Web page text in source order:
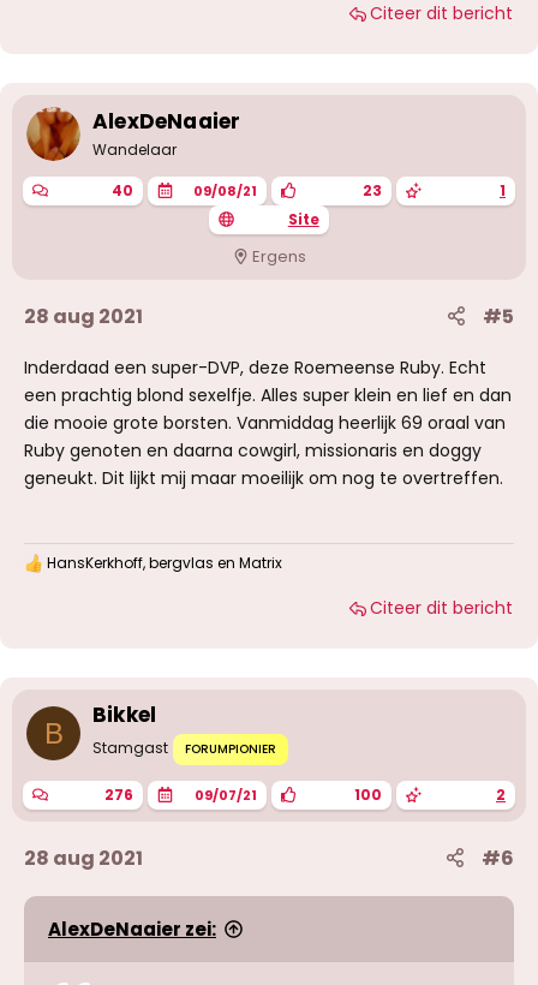
n
g
n
:
Citeer dit bericht
AlexDeNaaier
Wandelaar
40 09/08/21 23
1
Site
Ergens
28 aug 2021 #5
Inderdaad een super-DVP, deze Roemeense Ruby. Echt
een prachtig blond sexelfje. Alles super klein en lief en dan
die mooie grote borsten. Vanmiddag heerlijk 69 oraal van
Ruby genoten en daarna cowgirl, missionaris en doggy
geneukt. Dit lijkt mij maar moeilijk om nog te overtreffen.
W
n
g
n
:
HansKerkhoff,bergvlas en Matrix
Citeer dit bericht
B
Bikkel
Stamgast FORUMPIONIER
276 09/07/21 100 2
28 aug 2021 #6
AlexDeNaaier zei: